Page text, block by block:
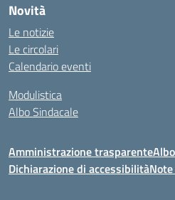
Novità
Le notizie
Le circolari
Calendario eventi
Modulistica
Albo Sindacale
Amministrazione trasparente
Dichiarazione di accessibilità